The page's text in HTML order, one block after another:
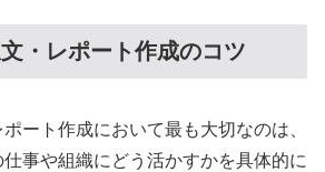
・レポート作成のコツ
ート作成において最も大切なのは、
事や組織にどう活かすかを具体的に